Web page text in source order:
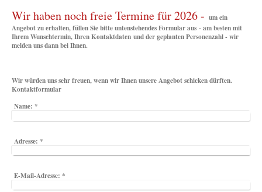
Wir haben noch freie Termine für 2026 - um ein
Angebot zu erhalten, füllen Sie bitte untenstehendes Formular aus - am besten mit
Ihrem Wunschtermin, Ihren Kontaktdaten und der geplanten Personenzahl - wir
melden uns dann bei Ihnen.
Wir würden uns sehr freuen, wenn wir Ihnen unsere Angebot schicken dürften.
Kontaktformular
Name: *
Adresse: *
E-Mail-Adresse: *